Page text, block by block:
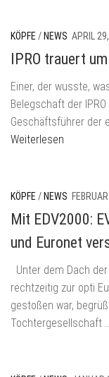
KÖPFE /NEWS APRIL
IPRO trauert
Einer, der wusste,
Belegschaft der
Geschäftsführer der
Weiterlesen
KÖPFE / NEWS
Mit EDV2000:
und Euronet
Unter dem Dach
rechtzeitig zur opti
gestoßen war,
Tochtergesellschaft